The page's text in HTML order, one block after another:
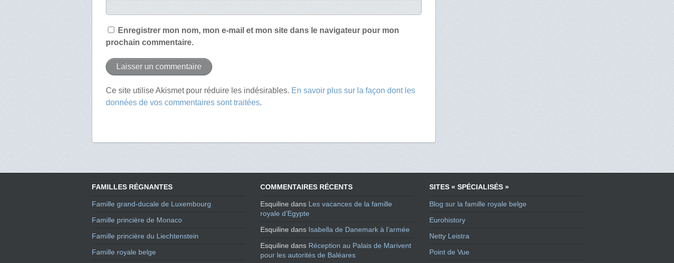
Enregistrer mon nom, mon e-mail et mon site dans le navigateur pour mon
prochain commentaire.
Ce site utilise Akismet pour réduire les indésirables. En savoir plus sur la façon dont les
données de vos commentaires sont traitées.
FAMILLES RÉGNANTES
Famille grand-ducale de Luxembourg
Famille princière de Monaco
Famille princière du Liechtenstein
Famille royale belge
COMMENTAIRES RÉCENTS
Esquiline dans Les vacances de la famille
royale d’Egypte
Esquiline dans Isabella de Danemark à l’armée
Esquiline dans Réception au Palais de Marivent
pour les autorités de Baléares
SITES « SPÉCIALISÉS »
Blog sur la famille royale belge
Eurohistory
Netty Leistra
Point de Vue